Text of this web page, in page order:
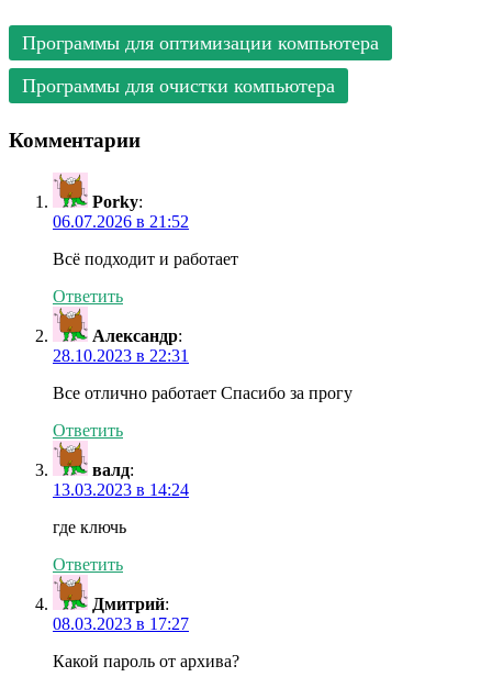
Программы для оптимизации компьютера
Программы для очистки компьютера
Комментарии
Porky:
06.07.2026 в 21:52
Всё подходит и работает
Ответить
Александр:
28.10.2023 в 22:31
Все отлично работает Спасибо за прогу
Ответить
валд:
13.03.2023 в 14:24
где ключь
Ответить
Дмитрий:
08.03.2023 в 17:27
Какой пароль от архива?